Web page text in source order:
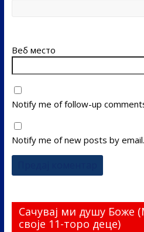
Веб место
Notify me of follow-up
Notify me of new posts by email.
Сачувај ми душу Боже
своје 11-торо деце)